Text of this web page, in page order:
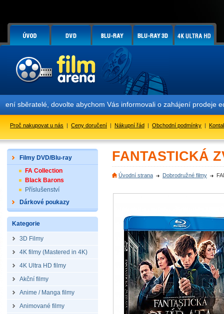
dovolte abychom Vás informovali o zahájení prodeje edic
Proč nakupovat u nás | Ceny doručení | Nákupní řád | Obchodní podmínky |
Filmy DVD/Blu-ray
FA Collection
Black Barons
Příslušenství
Dárkové poukazy
Kategorie
3D Filmy
4K filmy (Mastered in 4K)
4K Ultra HD filmy
Akční filmy
Anime / Manga filmy
Animované filmy
FANTASTICKÁ
Úvodní strana Dobrodružné filmy